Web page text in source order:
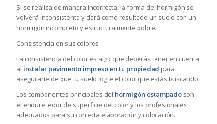
Si se realiza de manera incorrecta, la forma del hormigón se
volverá inconsistente y dará como resultado un suelo con un
hormigón incompleto y estructuralmente pobre.
Consistencia en sus colores
La consistencia del color es algo que deberás tener en cuenta
al instalar pavimento impreso en tu propiedad para
asegurarte de que tu suelo logre el color que estás buscando.
Los componentes principales del hormigón estampadoson
el endurecedor de superficie del color y los profesionales
adecuados para su correcta elaboración y colocación.